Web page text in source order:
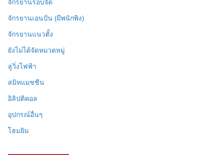
จักรยานเอนปั่น (มีพนักพิง)
จักรยานแนวตั้ง
ยังไม่ได้จัดหมวดหมู่
ลู่วิ่งไฟฟ้า
สมิทแมชชีน
อิลิปติคอล
อุปกรณ์อื่นๆ
โฮมยิม